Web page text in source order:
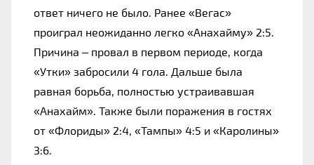
ответ ничего не было. Ранее «Вегас»
проиграл неожиданно легко «Анахайму» 2:5.
Причина – провал в первом периоде, когда
«Утки» забросили 4 гола. Дальше была
равная борьба, полностью устраивавшая
«Анахайм». Также были поражения в гостях
от «Флориды» 2:4, «Тампы» 4:5 и «Каролины»
3:6.